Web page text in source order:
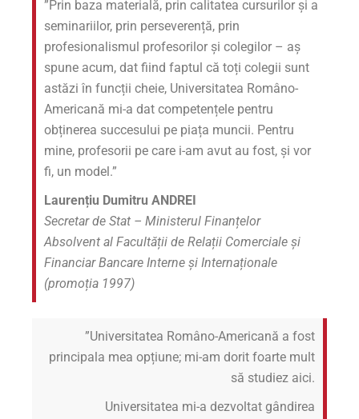
”Prin baza materială, prin calitatea cursurilor și a
seminariilor, prin perseverență, prin
profesionalismul profesorilor și colegilor – aș
spune acum, dat fiind faptul că toți colegii sunt
astăzi în funcții cheie, Universitatea Româno-
Americană mi-a dat competențele pentru
obținerea succesului pe piața muncii. Pentru
mine, profesorii pe care i-am avut au fost, și vor
fi, un model.”
Laurențiu Dumitru ANDREI
Secretar de Stat – Ministerul Finanțelor
Absolvent al Facultății de Relații Comerciale și
Financiar Bancare Interne și Internaționale
(promoția 1997)
”Universitatea Româno-Americană a fost
principala mea opțiune; mi-am dorit foarte mult
să studiez aici.
Universitatea mi-a dezvoltat gândirea